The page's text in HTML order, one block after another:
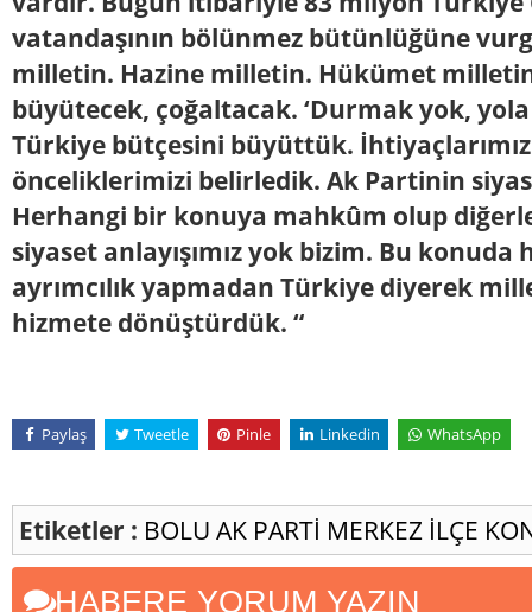
vatandaşının bölünmez bütünlüğüne
milletin. Hazine milletin. Hükümet
büyütecek, çoğaltacak. ‘Durmak yok,
Türkiye bütçesini büyüttük.
önceliklerimizi belirledik. Ak Partinin
Herhangi bir konuya mahkûm olup
siyaset anlayışımız yok bizim. Bu konuda
ayrımcılık yapmadan Türkiye diyerek
hizmete dönüştürdük. “
Paylaş Tweetle Pinle Linkedin WhatsApp
Etiketler : BOLU AK PARTİ MERKEZ İLÇE
HABERE YORUM YAZIN